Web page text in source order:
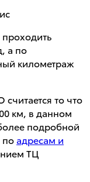
проходить
а по
километраж
то что
км, в данном
подробной
по адресам и
ТЦ